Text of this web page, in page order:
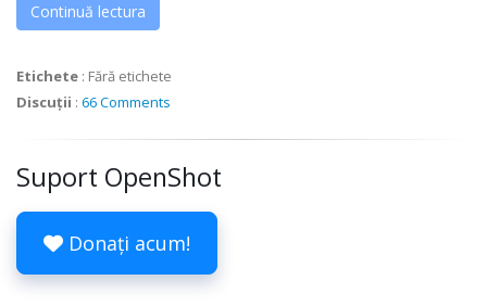
Continuă lectura
Etichete : Fără etichete
Discuții : 66 Comments
Suport OpenShot
Donați acum!